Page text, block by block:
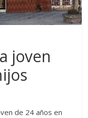
joven
de 24 años en